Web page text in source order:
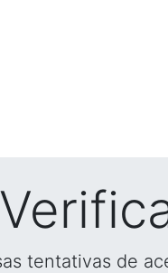
tentativas de